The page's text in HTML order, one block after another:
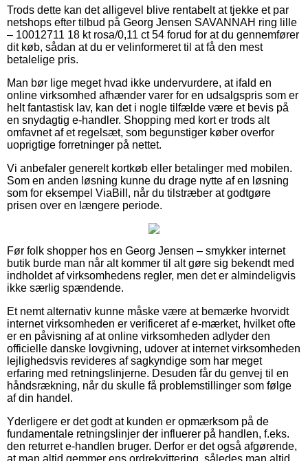
Trods dette kan det alligevel blive rentabelt at tjekke et par
netshops efter tilbud på Georg Jensen SAVANNAH ring lille
– 10012711 18 kt rosa/0,11 ct 54 forud for at du gennemfører
dit køb, sådan at du er velinformeret til at få den mest
betalelige pris.
Man bør lige meget hvad ikke undervurdere, at ifald en
online virksomhed afhænder varer for en udsalgspris som er
helt fantastisk lav, kan det i nogle tilfælde være et bevis på
en snydagtig e-handler. Shopping med kort er trods alt
omfavnet af et regelsæt, som begunstiger køber overfor
uoprigtige forretninger på nettet.
Vi anbefaler generelt kortkøb eller betalinger med mobilen.
Som en anden løsning kunne du drage nytte af en løsning
som for eksempel ViaBill, når du tilstræber at godtgøre
prisen over en længere periode.
Før folk shopper hos en Georg Jensen – smykker internet
butik burde man når alt kommer til alt gøre sig bekendt med
indholdet af virksomhedens regler, men det er almindeligvis
ikke særlig spændende.
Et nemt alternativ kunne måske være at bemærke hvorvidt
internet virksomheden er verificeret af e-mærket, hvilket ofte
er en påvisning af at online virksomheden adlyder den
officielle danske lovgivning, udover at internet virksomheden
lejlighedsvis revideres af sagkyndige som har meget
erfaring med retningslinjerne. Desuden får du genvej til en
håndsrækning, når du skulle få problemstillinger som følge
af din handel.
Yderligere er det godt at kunden er opmærksom på de
fundamentale retningslinjer der influerer på handlen, f.eks.
den returret e-handlen bruger. Derfor er det også afgørende,
at man altid gemmer ens ordrekvittering, således man altid